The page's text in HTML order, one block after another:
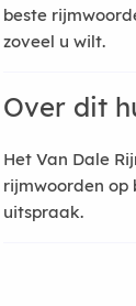
beste
zoveel u wilt.
Over dit
Het Van Dale
rijmwoorden op
uitspraak.